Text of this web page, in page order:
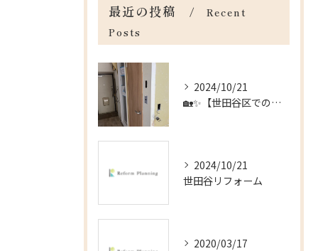
最近の投稿
Recent
Posts
2024/10/21
🏡✨【世田谷区でのリフォームのお手伝い】✨🏡
2024/10/21
世田谷リフォーム
2020/03/17